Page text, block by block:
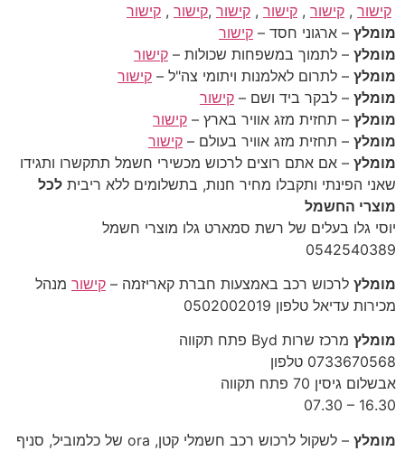
קישור , קישור , קישור , קישור ,קישור , קישור
מומלץ – ארגוני חסד – קישור
מומלץ – לתמוך במשפחות שכולות – קישור
מומלץ – לתרום לאלמנות ויתומי צה"ל – קישור
מומלץ – לבקר ביד ושם – קישור
מומלץ – תחזית מזג אוויר בארץ – קישור
מומלץ – תחזית מזג אוויר בעולם – קישור
מומלץ – אם אתם רוצים לרכוש מכשירי חשמל תתקשרו ותגידו
שאני הפינתי ותקבלו מחיר חנות, בתשלומים ללא ריבית לכל
מוצרי החשמל
יוסי גלו בעלים של רשת סמארט גלו מוצרי חשמל
‎0542540389‎
מומלץ לרכוש רכב באמצעות חברת קאריזמה – קישור מנהל
מכירות עדיאל טלפון 0502002019
מומלץ מרכז שרות Byd פתח תקווה
‎0733670568 טלפון ‎
‎07.30 – 16.30‎
מומלץ
– לשקול לרכוש רכב חשמלי קטן, ora של כלמוביל, סניף